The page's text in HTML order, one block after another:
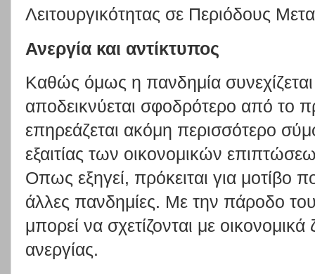
Λειτουργικότητας σε Περιόδους
Ανεργία και αντίκτυπος
Καθώς όμως η πανδημία
αποδεικνύεται σφοδρότερο από το
επηρεάζεται ακόμη περισσότερο
εξαιτίας των οικονομικών
Οπως εξηγεί, πρόκειται για μοτίβο
άλλες πανδημίες. Με την πάροδο
μπορεί να σχετίζονται με
ανεργίας.